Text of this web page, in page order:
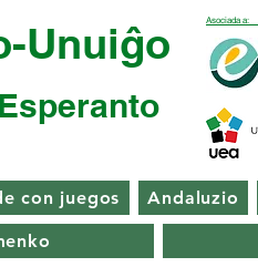
Unuiĝo Asociada a:
con juegos Andaluzio